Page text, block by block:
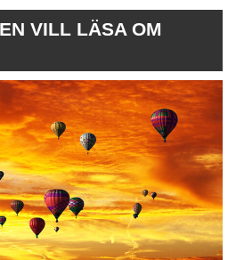
VILL LÄSA OM